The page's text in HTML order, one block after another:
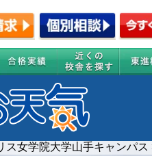
ス女学院大学山手キャンパス